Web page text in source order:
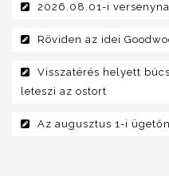
2026.08.01-i
Röviden az idei
Visszatérés helyett
leteszi az ostort
Az augusztus 1-i